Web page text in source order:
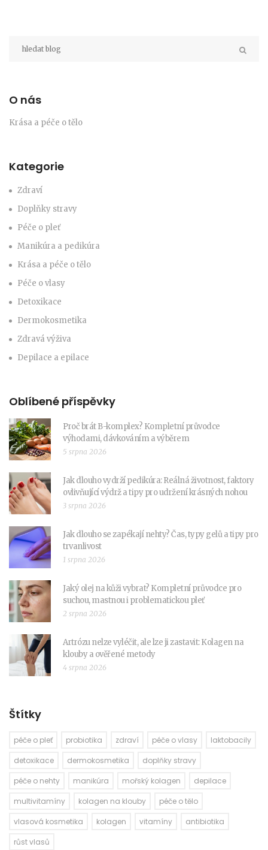
O nás
Krása a péče o tělo
Kategorie
Zdraví
Doplňky stravy
Péče o pleť
Manikúra a pedikúra
Krása a péče o tělo
Péče o vlasy
Detoxikace
Dermokosmetika
Zdravá výživa
Depilace a epilace
Oblíbené příspěvky
Proč brát B-komplex? Kompletní průvodce
výhodami, dávkováním a výběrem
5 srpna 2026
Jak dlouho vydrží pedikúra: Reálná životnost, faktory
ovlivňující výdrž a tipy pro udržení krásných nohou
3 srpna 2026
Jak dlouho se zapékají nehty? Čas, typy gelů a tipy pro
trvanlivost
1 srpna 2026
Jaký olej na kůži vybrat? Kompletní průvodce pro
suchou, mastnou i problematickou pleť
2 srpna 2026
Artrózu nelze vyléčit, ale lze ji zastavit: Kolagen na
klouby a ověřené metody
4 srpna 2026
Štítky
péče o pleť probiotika zdraví péče o vlasy
laktobacily
detoxikace
dermokosmetika
doplňky stravy
péče o nehty
manikúra mořský kolagen
depilace
multivitamíny
kolagen na klouby
péče o tělo
vlasová kosmetika
kolagen vitamíny
antibiotika
růst vlasů